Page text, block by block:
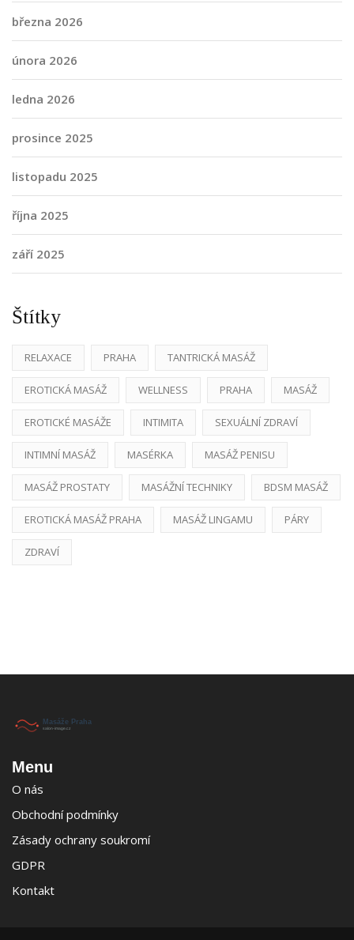
března 2026
února 2026
ledna 2026
prosince 2025
listopadu 2025
října 2025
září 2025
Štítky
RELAXACE PRAHA TANTRICKÁ MASÁŽ
EROTICKÁ MASÁŽ WELLNESS PRAHA MASÁŽ
EROTICKÉ MASÁŽE INTIMITA SEXUÁLNÍ ZDRAVÍ
INTIMNÍ MASÁŽ MASÉRKA MASÁŽ PENISU
MASÁŽ PROSTATY MASÁŽNÍ TECHNIKY BDSM MASÁŽ
EROTICKÁ MASÁŽ PRAHA MASÁŽ LINGAMU PÁRY
ZDRAVÍ
Menu
O nás
Obchodní podmínky
Zásady ochrany soukromí
GDPR
Kontakt